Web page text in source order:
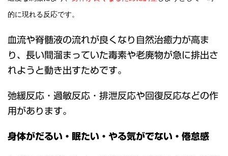
的に現れる反応です。
血流や脊髄液の流れが良くなり自然治癒力が高ま
り、長い間溜まっていた毒素や老廃物が急に排出さ
れようと動き出すためです。
弛緩反応・過敏反応・排泄反応や回復反応などの作
用があります。
身体がだるい・眠たい・やる気がでない・倦怠感